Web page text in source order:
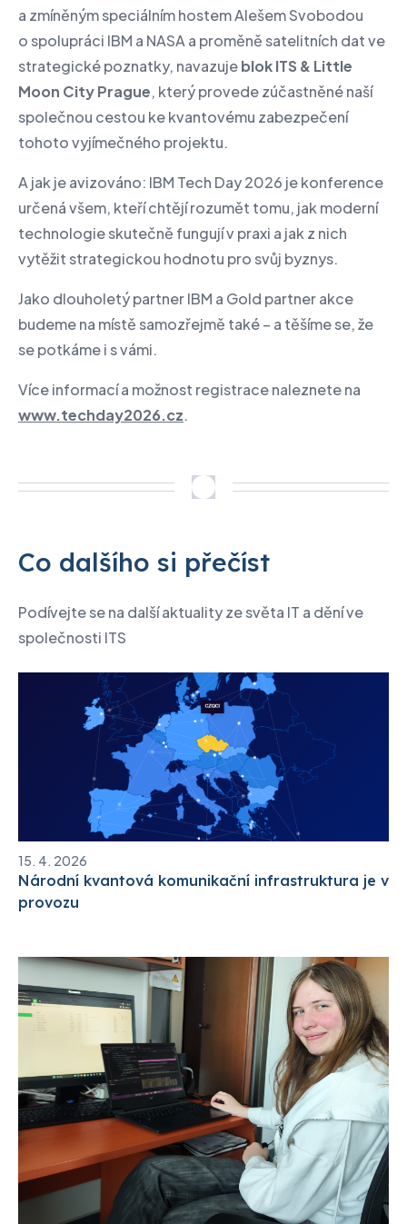
a zmíněným speciálním hostem Alešem Svobodou
o spolupráci IBM a NASA a proměně satelitních dat ve
strategické poznatky, navazujeblok ITS & Little
Moon City Prague, který provede zúčastněné naší
společnou cestou ke kvantovému zabezpečení
tohoto vyjímečného projektu.
A jak je avizováno: IBM Tech Day 2026 je konference
určená všem, kteří chtějí rozumět tomu, jak moderní
technologie skutečně fungují v praxi a jak z nich
vytěžit strategickou hodnotu pro svůj byznys.
Jako dlouholetý partner IBM a Gold partner akce
budeme na místě samozřejmě také – a těšíme se, že
se potkáme i s vámi.
Více informací a možnost registrace naleznete na
www.techday2026.cz.
Co dalšího si přečíst
Podívejte se na další aktuality ze světa IT a dění ve
společnosti ITS
15. 4. 2026
Národní kvantová komunikační infrastruktura je v
provozu